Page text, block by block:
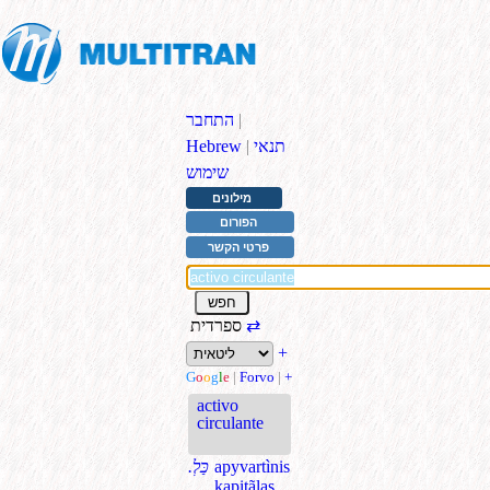
התחבר |
Hebrew | תנאי
שימוש
מילונים
הפורום
פרטי הקשר
⇄
+
Google | Forvo | +
activo
circulante
.כַּלְ apyvartìnis
kapitãlas